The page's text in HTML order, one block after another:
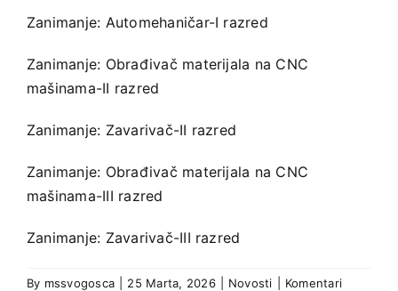
Zanimanje: Automehaničar-I razred
Zanimanje: Obrađivač materijala na CNC
mašinama-II razred
Zanimanje: Zavarivač-II razred
Zanimanje: Obrađivač materijala na CNC
mašinama-III razred
Zanimanje: Zavarivač-III razred
By mssvogosca 25 Marta, 2026 Novosti
Komentari